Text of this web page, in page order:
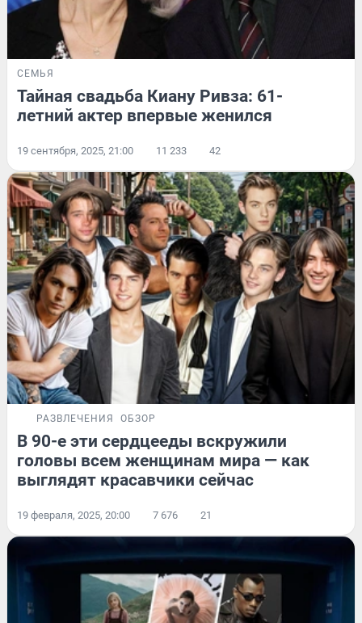
СЕМЬЯ
Тайная свадьба Киану Ривза: 61-
летний актер впервые женился
19 сентября, 2025, 21:00 11 233 42
РАЗВЛЕЧЕНИЯ ОБЗОР
В 90-е эти сердцееды вскружили
головы всем женщинам мира — как
выглядят красавчики сейчас
19 февраля, 2025, 20:00 7 676 21